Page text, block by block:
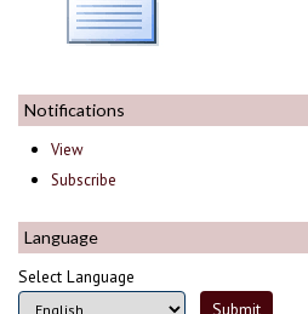
Notifications
View
Subscribe
Language
Select Language